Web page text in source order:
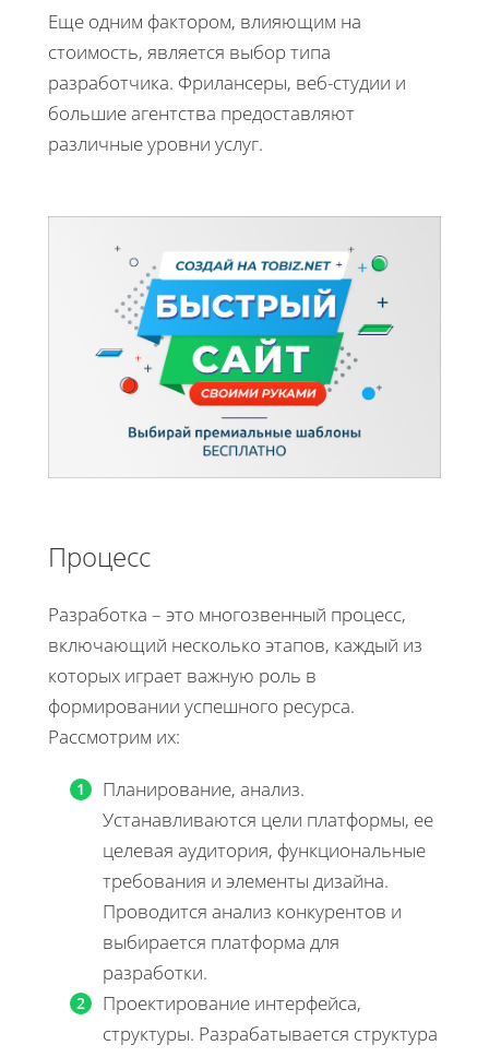
Еще одним фактором, влияющим на
стоимость, является выбор типа
разработчика. Фрилансеры, веб-студии и
большие агентства предоставляют
различные уровни услуг.
Процесс
Разработка – это многозвенный процесс,
включающий несколько этапов, каждый из
которых играет важную роль в
формировании успешного ресурса.
Рассмотрим их:
Планирование, анализ.
Устанавливаются цели платформы, ее
целевая аудитория, функциональные
требования и элементы дизайна.
Проводится анализ конкурентов и
выбирается платформа для
разработки.
Проектирование интерфейса,
структуры. Разрабатывается структура